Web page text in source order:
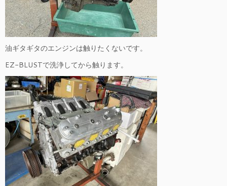
油ギタギタのエンジンは触りたくないです。
EZ-BLUSTで洗浄してから触ります。